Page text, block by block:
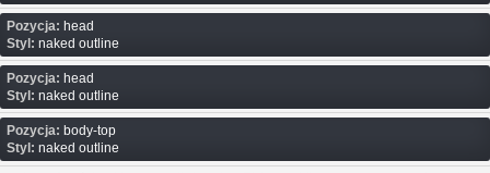
Pozycja: head
Styl: naked outline
Pozycja: head
Styl: naked outline
Pozycja: body-top
Styl: naked outline